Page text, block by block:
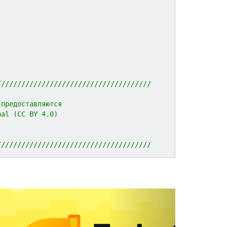
(CC BY 4.0)
x